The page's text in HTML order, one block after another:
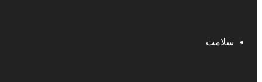
سلامت